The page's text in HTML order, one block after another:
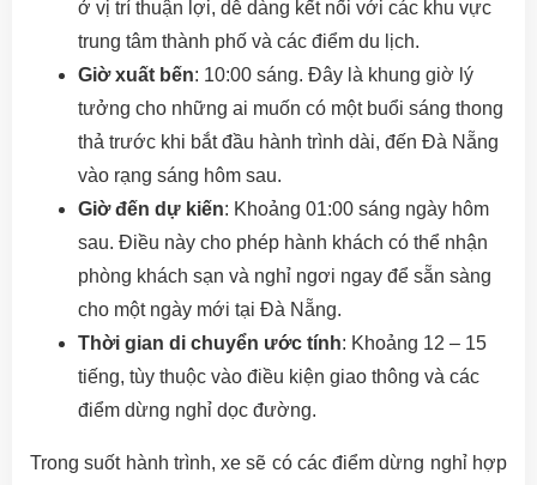
ở vị trí thuận lợi, dễ dàng kết nối với các khu vực
trung tâm thành phố và các điểm du lịch.
Giờ xuất bến: 10:00 sáng. Đây là khung giờ lý
tưởng cho những ai muốn có một buổi sáng thong
thả trước khi bắt đầu hành trình dài, đến Đà Nẵng
vào rạng sáng hôm sau.
Giờ đến dự kiến: Khoảng 01:00 sáng ngày hôm
sau. Điều này cho phép hành khách có thể nhận
phòng khách sạn và nghỉ ngơi ngay để sẵn sàng
cho một ngày mới tại Đà Nẵng.
Thời gian di chuyển ước tính: Khoảng 12 – 15
tiếng, tùy thuộc vào điều kiện giao thông và các
điểm dừng nghỉ dọc đường.
Trong suốt hành trình, xe sẽ có các điểm dừng nghỉ hợp